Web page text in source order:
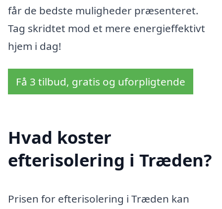
får de bedste muligheder præsenteret.
Tag skridtet mod et mere energieffektivt
hjem i dag!
Få 3 tilbud, gratis og uforpligtende
Hvad koster
efterisolering i Træden?
Prisen for efterisolering i Træden kan